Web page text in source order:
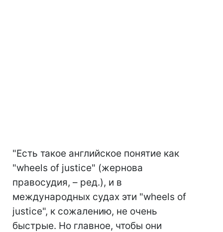
"Есть такое английское понятие как
"wheels of justice" (жернова
правосудия, – ред.), и в
международных судах эти "wheels of
justice", к сожалению, не очень
быстрые. Но главное, чтобы они